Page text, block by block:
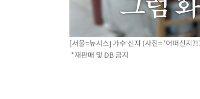
[서울=뉴시스] 가수 신지 (사진= '어떠신지
*재판매 및 DB 금지